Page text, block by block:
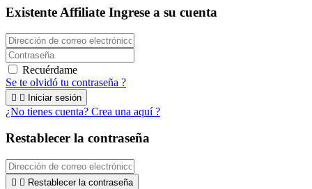
Existente Affiliate Ingrese a su cuenta
Recuérdame
Se te olvidó tu contraseña ?
  Iniciar sesión
¿No tienes cuenta? Crea una aquí ?
Restablecer la contraseña
  Restablecer la contraseña